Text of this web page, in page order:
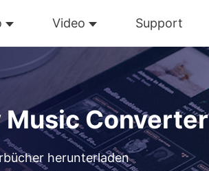
Video Support
Converter
herunterladen